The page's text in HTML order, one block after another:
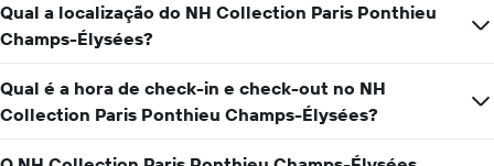
o
preço
médio
de
um
quarto
numa
Qual a localização do NH Collection Paris Ponthieu
Champs-Élysées?
Qual é a hora de check-in e check-out no NH
Collection Paris Ponthieu Champs-Élysées?